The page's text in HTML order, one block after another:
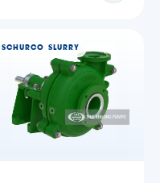
SCHURCO SLURRY